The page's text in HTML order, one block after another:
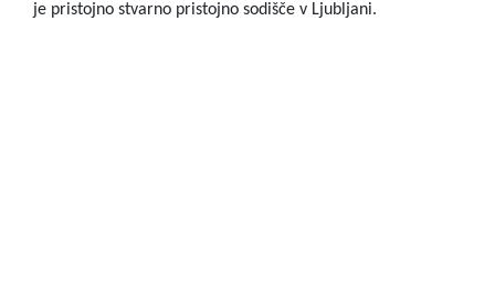
je pristojno stvarno pristojno sodišče v Ljubljani.